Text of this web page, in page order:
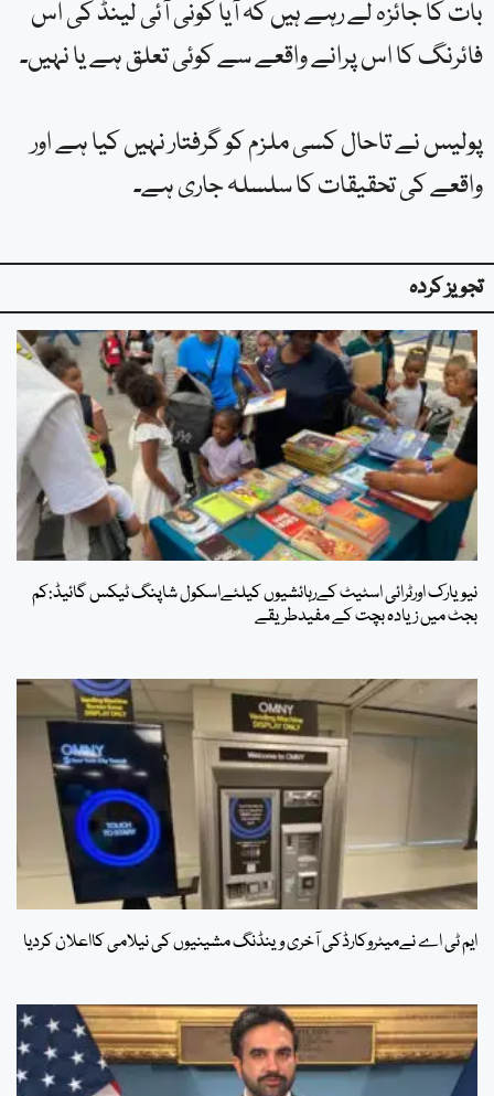
بات کا جائزہ لے رہے ہیں کہ آیا کونی آئی لینڈ کی اس
فائرنگ کا اس پرانے واقعے سے کوئی تعلق ہے یا نہیں۔
پولیس نے تاحال کسی ملزم کو گرفتار نہیں کیا ہے اور
واقعے کی تحقیقات کا سلسلہ جاری ہے۔
تجویز کردہ
نیویارک اورٹرائی اسٹیٹ کےرہائشیوں کیلئےاسکول شاپنگ ٹیکس گائیڈ:کم